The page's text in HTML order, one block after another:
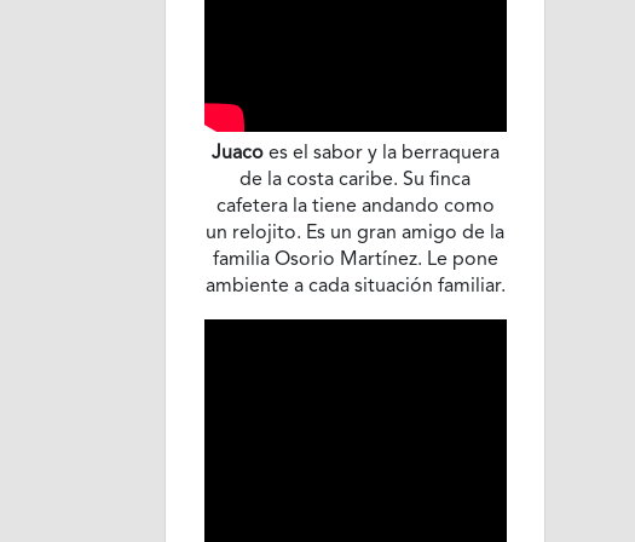
Juacoes el sabor y la berraquera
de la costa caribe. Su finca
cafetera la tiene andando como
un relojito. Es un gran amigo de la
familia Osorio Martínez. Le pone
ambiente a cada situación familiar.